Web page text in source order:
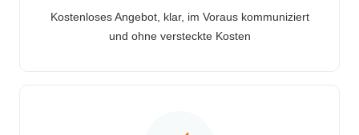
Kostenloses Angebot, klar, im Voraus kommuniziert
und ohne versteckte Kosten